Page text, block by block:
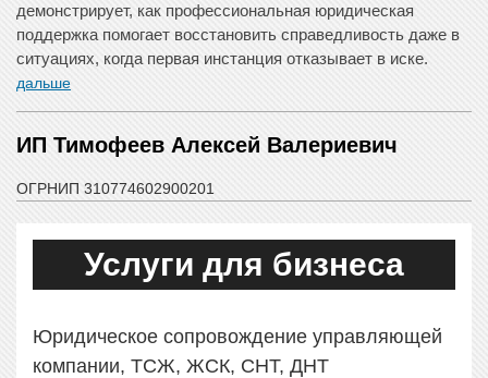
демонстрирует, как профессиональная юридическая
поддержка помогает восстановить справедливость даже в
ситуациях, когда первая инстанция отказывает в иске.
дальше
ИП Тимофеев Алексей Валериевич
ОГРНИП 310774602900201
Услуги для бизнеса
Юридическое сопровождение управляющей
компании, ТСЖ, ЖСК, СНТ, ДНТ